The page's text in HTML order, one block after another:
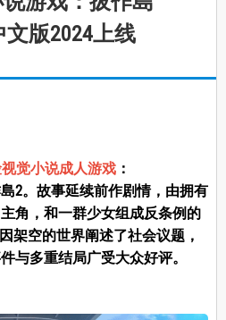
文版2024上线
觉小说成人游戏：
2。故事延续前作剧情，由拥有
角，和一群少女组成反条例的
架空的世界阐述了社会议题，
与多重结局广受大众好评。